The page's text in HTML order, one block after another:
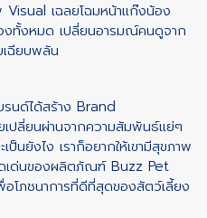
เฉลยโฉมหน้าแก๊งน้อง
งทั้งหมด เปลี่ยนอารมณ์คนดูจาก
เฉียบพลัน
รนด์ได้สร้าง Brand
ปลี่ยนผ่านจากความสัมพันธ์แย่ๆ
ป็นยังไง เราก็อยากให้เขามีสุขภาพ
เด่นของผลิตภัณฑ์ Buzz Pet
ภชนาการที่ดีที่สุดของสัตว์เลี้ยง